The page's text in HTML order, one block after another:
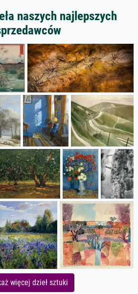
naszych najlepszych
więcej dzieł sztuki